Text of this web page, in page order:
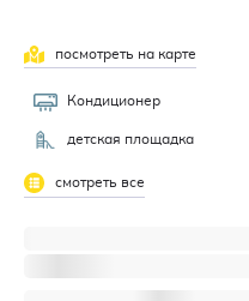
посмотреть на карте
Кондиционер
детская площадка
смотреть все